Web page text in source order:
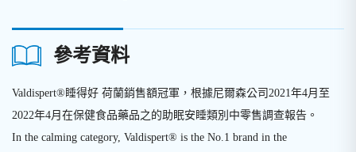
參考資料
Valdispert®睡得好 荷蘭銷售額冠軍，根據尼爾森公司2021年4月至
2022年4月在保健食品藥品之的助眠安睡類別中零售調查報告。
In the calming category, Valdispert® is the No.1 brand in the